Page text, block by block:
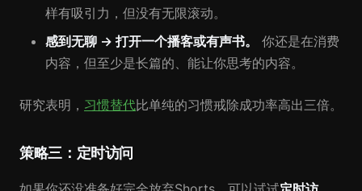
样有吸引力，但没有无限滚动。
感到无聊 → 打开一个播客或有声书。
你还是在消费
内容，但至少是长篇的、能让你思考的内容。
研究表明， 习惯替代比单纯的习惯戒除成功率高出三倍。
策略三：定时访问